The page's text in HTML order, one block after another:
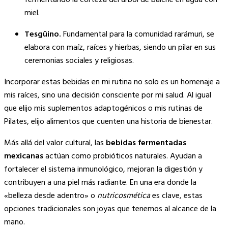
miel.
Tesgüino.Fundamental para la comunidad rarámuri, se
elabora con maíz, raíces y hierbas, siendo un pilar en sus
ceremonias sociales y religiosas.
Incorporar estas bebidas en mi rutina no solo es un homenaje a
mis raíces, sino una decisión consciente por mi salud. Al igual
que elijo mis suplementos adaptogénicos o mis rutinas de
Pilates, elijo alimentos que cuenten una historia de bienestar.
Más allá del valor cultural, las bebidas fermentadas
mexicanasactúan como probióticos naturales. Ayudan a
fortalecer el sistema inmunológico, mejoran la digestión y
contribuyen a una piel más radiante. En una era donde la
«belleza desde adentro» o nutricosméticaes clave, estas
opciones tradicionales son joyas que tenemos al alcance de la
mano.